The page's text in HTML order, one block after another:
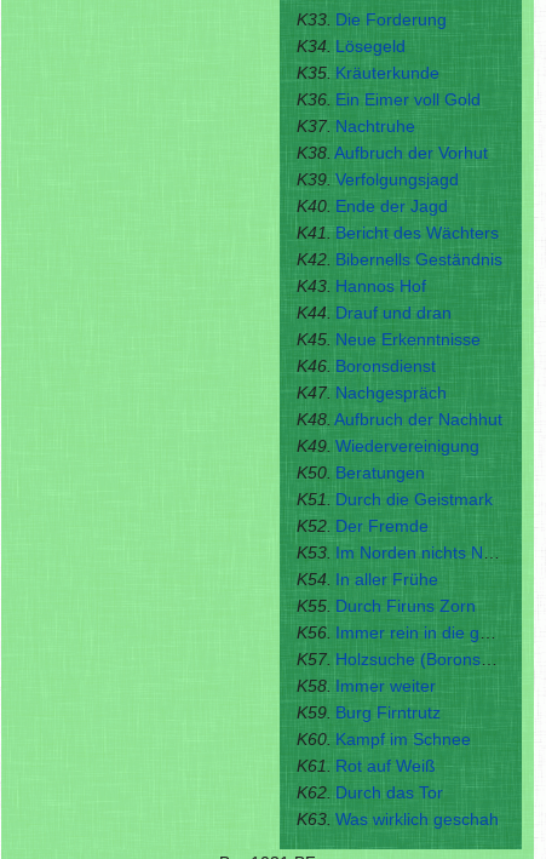
K33. Die Forderung
K34. Lösegeld
K35. Kräuterkunde
K36. Ein Eimer voll Gold
K37. Nachtruhe
K38. Aufbruch der Vorhut
K39. Verfolgungsjagd
K40. Ende der Jagd
K41. Bericht des Wächters
K42. Bibernells Geständnis
K43. Hannos Hof
K44. Drauf und dran
K45. Neue Erkenntnisse
K46. Boronsdienst
K47. Nachgespräch
K48. Aufbruch der Nachhut
K49. Wiedervereinigung
K50. Beratungen
K51.
Durch die Geistmark
K52. Der Fremde
K53. Im Norden nichts Neues
K54. In aller Frühe
K55. Durch Firuns Zorn
K56. Immer rein in die gute Stube
K57. Holzsuche (Boronsdienst II)
K58. Immer weiter
K59. Burg Firntrutz
K60. Kampf im Schnee
K61. Rot auf Weiß
K62. Durch das Tor
K63. Was wirklich geschah